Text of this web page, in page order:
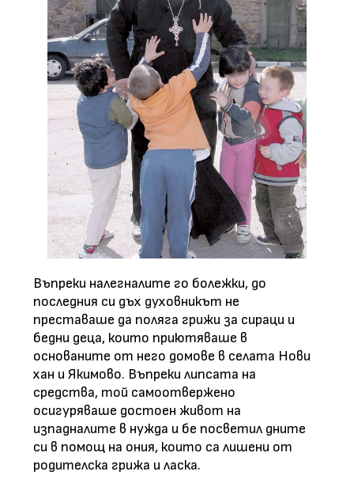
Въпреки налегналите го болежки, до
последния си дъх духовникът не
преставаше да поляга грижи за сираци и
бедни деца, които приютяваше в
основаните от него домове в селата Нови
хан и Якимово. Въпреки липсата на
средства, той самоотвержено
осигуряваше достоен живот на
изпадналите в нужда и бе посветил дните
си в помощ на ония, които са лишени от
родителска грижа и ласка.